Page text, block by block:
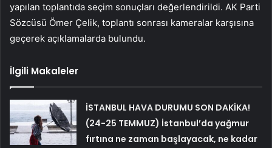
yapılan toplantıda seçim sonuçları değerlendirildi. AK Parti
Sözcüsü Ömer Çelik, toplantı sonrası kameralar karşısına
geçerek açıklamalarda bulundu.
İlgili Makaleler
İSTANBUL HAVA DURUMU SON DAKİKA!
(24-25 TEMMUZ) İstanbul’da yağmur
fırtına ne zaman başlayacak, ne kadar